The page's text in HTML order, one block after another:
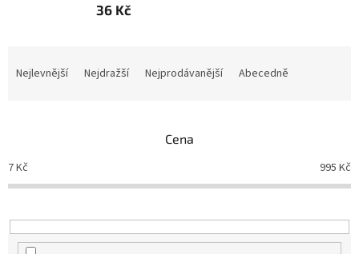
36 Kč
p
r
o
u
Nejlevnější Nejdražší Nejprodávanější Abecedně
Cena
7Kč 995 Kč